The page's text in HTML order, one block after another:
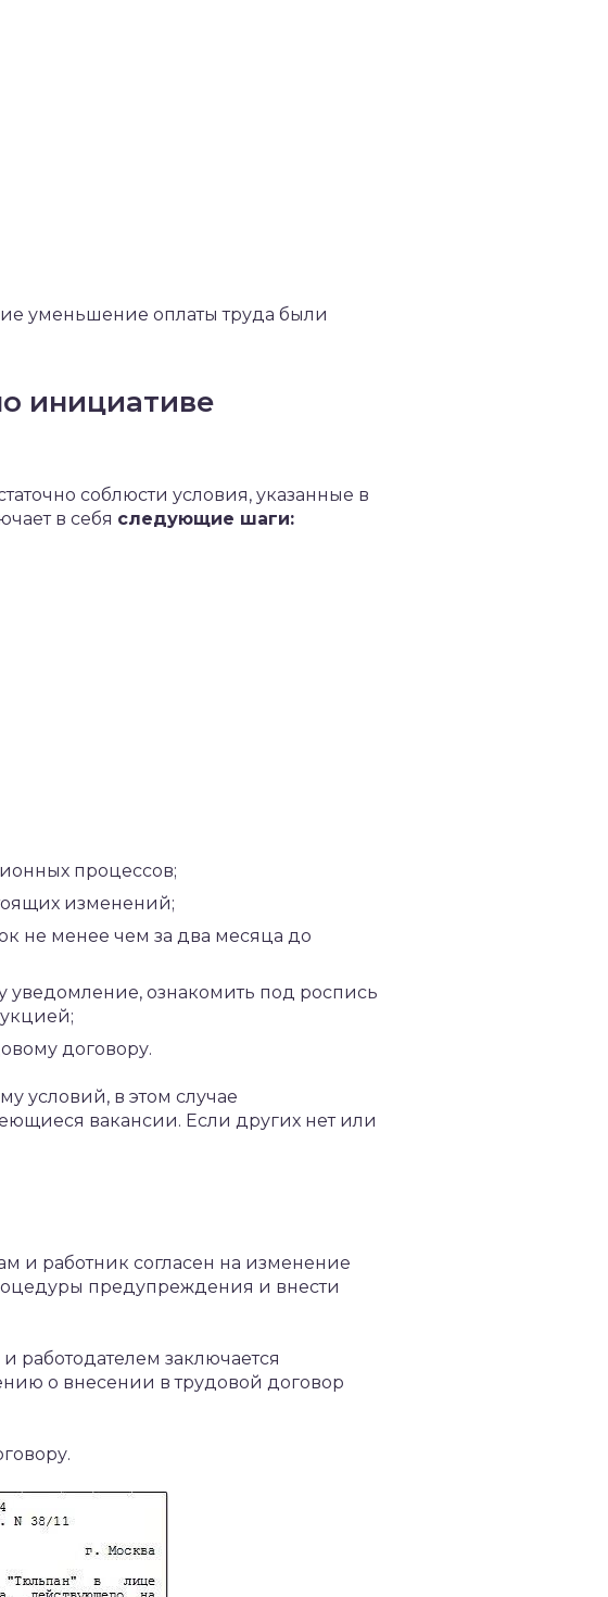
уменьшение оплаты труда были
инициативе
соблюсти условия, указанные в
в себя следующие шаги:
процессов;
изменений;
не менее чем за два месяца до
уведомление, ознакомить под роспись
договору.
условий, в этом случае
вакансии. Если других нет или
работник согласен на изменение
предупреждения и внести
работодателем заключается
о внесении в трудовой договор